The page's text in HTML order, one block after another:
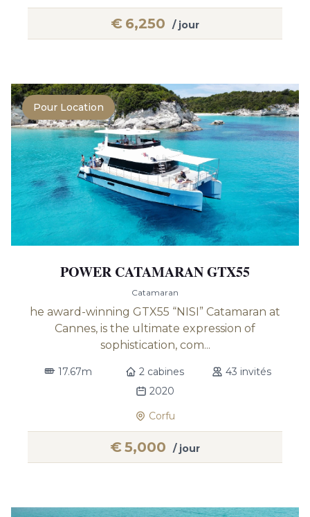
€ 6,250 / jour
Pour Location
POWER CATAMARAN GTX55
Catamaran
he award-winning GTX55 “NISI” Catamaran at
Cannes, is the ultimate expression of
sophistication, com...
17.67m 2 cabines
43 invités
2020
Corfu
€5,000 / jour